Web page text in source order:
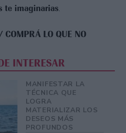
te imaginarias.
COMPRÁ LO QUE NO
INTERESAR
MANIFESTAR LA
TÉCNICA QUE
LOGRA
MATERIALIZAR LOS
DESEOS MÁS
PROFUNDOS